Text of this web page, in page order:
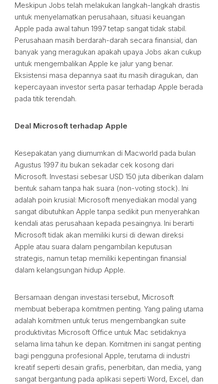
Meskipun Jobs telah melakukan langkah-langkah drastis
untuk menyelamatkan perusahaan, situasi keuangan
Apple pada awal tahun 1997 tetap sangat tidak stabil.
Perusahaan masih berdarah-darah secara finansial, dan
banyak yang meragukan apakah upaya Jobs akan cukup
untuk mengembalikan Apple ke jalur yang benar.
Eksistensi masa depannya saat itu masih diragukan, dan
kepercayaan investor serta pasar terhadap Apple berada
pada titik terendah.
Deal Microsoft terhadap Apple
Kesepakatan yang diumumkan di Macworld pada bulan
Agustus 1997 itu bukan sekadar cek kosong dari
Microsoft. Investasi sebesar USD 150 juta diberikan dalam
bentuk saham tanpa hak suara (non-voting stock). Ini
adalah poin krusial: Microsoft menyediakan modal yang
sangat dibutuhkan Apple tanpa sedikit pun menyerahkan
kendali atas perusahaan kepada pesaingnya. Ini berarti
Microsoft tidak akan memiliki kursi di dewan direksi
Apple atau suara dalam pengambilan keputusan
strategis, namun tetap memiliki kepentingan finansial
dalam kelangsungan hidup Apple.
Bersamaan dengan investasi tersebut, Microsoft
membuat beberapa komitmen penting. Yang paling utama
adalah komitmen untuk terus mengembangkan suite
produktivitas Microsoft Office untuk Mac setidaknya
selama lima tahun ke depan. Komitmen ini sangat penting
bagi pengguna profesional Apple, terutama di industri
kreatif seperti desain grafis, penerbitan, dan media, yang
sangat bergantung pada aplikasi seperti Word, Excel, dan